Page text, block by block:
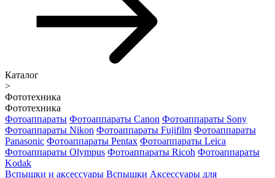
Каталог
>
Фототехника
Фототехника
Фотоаппараты Фотоаппараты Canon Фотоаппараты Sony
Фотоаппараты Nikon Фотоаппараты Fujifilm Фотоаппараты
Panasonic Фотоаппараты Pentax Фотоаппараты Leica
Фотоаппараты Olympus Фотоаппараты Ricoh Фотоаппараты
Kodak
Вспышки и аксессуары Вспышки Аксессуары для